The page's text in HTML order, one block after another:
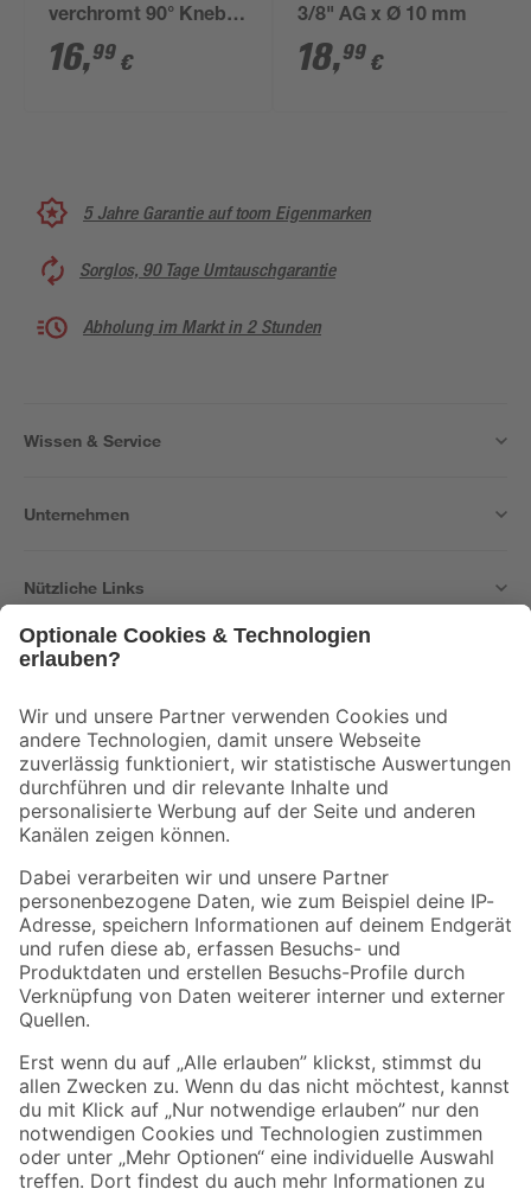
verchromt 90° Knebel
1/2"
16,99 €
3/8" AG x Ø 10 mm
18,99 €
5 Jahre Garantie auf toom Eigenmarken
Sorglos, 90 Tage Umtauschgarantie
Abholung im Markt in 2 Stunden
Wissen & Service
Unternehmen
Nützliche Links
Der toom Newsletter: Keine Angebote und Aktionen mehr verpassen!
Zur Newsletter Anmeldung
Folge uns
Zahlungsarten Versandarten
Sicher einkaufen
Jetzt die toom-App herunterladen